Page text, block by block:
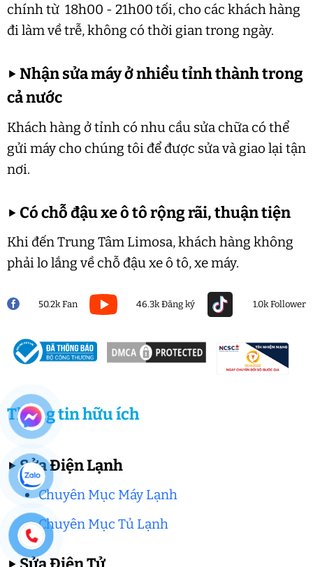
chính từ 18h00 - 21h00 tối, cho các khách hàng
đi làm về trễ, không có thời gian trong ngày.
▶Nhận sửa máy ở nhiều tỉnh thành trong
cả nước
Khách hàng ở tỉnh có nhu cầu sửa chữa có thể
gửi máy cho chúng tôi để được sửa và giao lại tận
nơi.
▶ Có chỗ đậu xe ô tô rộng rãi, thuận tiện
Khi đến Trung Tâm Limosa, khách hàng không
phải lo lắng về chỗ đậu xe ô tô, xe máy.
50.2k Fan 46.3k Đăng ký 1.0k Follower
Thông tin hữu ích
▶Sửa Điện Lạnh
Chuyên Mục Máy Lạnh
Chuyên Mục Tủ Lạnh